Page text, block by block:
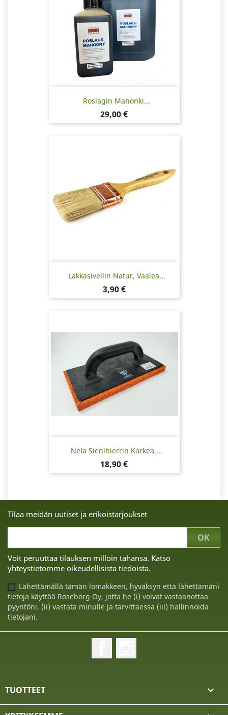
Roslagin Mahonki...
Hinta
29,00 €
Lakkasivellin Natur, Vaalea...
Hinta
3,90 €
Nela Sienihierrin Karkea,...
Hinta
18,90 €
Tilaa meidän uutiset ja erikoistarjoukset
Voit peruuttaa tilauksen milloin tahansa. Katso
yhteystietomme oikeudellisista tiedoista.
Lähettämällä tämän lomakkeen, hyväksyn että lähettämäni
tietoja käyttää Roseborg Oy, jotta he (i) voivat vastaanottaa
pyyntöni, (ii) vastata minulle ja tarvittaessa (iii) hallinnoida
tietojani.
TUOTTEET 